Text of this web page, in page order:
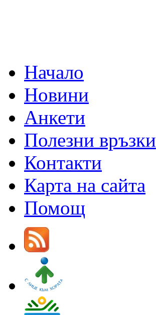
Начало
Новини
Анкети
Полезни връзки
Контакти
Карта на сайта
Помощ